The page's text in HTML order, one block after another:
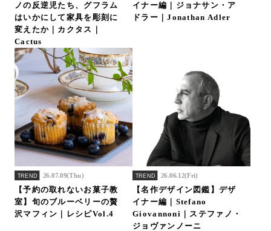
ノの反逆児たち、グフラム
はいかにして家具を彫刻に
変えたか｜カクタス｜
Cactus
イナー編｜ジョナサン・ア
ドラー｜Jonathan Adler
TREND 26.07.09(Thu)
【予約の取れないお菓子教
室】旬のブルーベリーの贅
沢マフィン｜レシピVol.4
TREND 26.06.12(Fri)
【名作デザイン図鑑】デザ
イナー編｜Stefano
Giovannoni｜ステファノ・
ジョヴァンノーニ